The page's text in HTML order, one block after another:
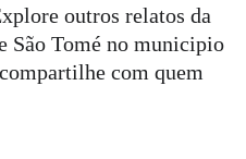
outros relatos da
São Tomé no municipio
com quem